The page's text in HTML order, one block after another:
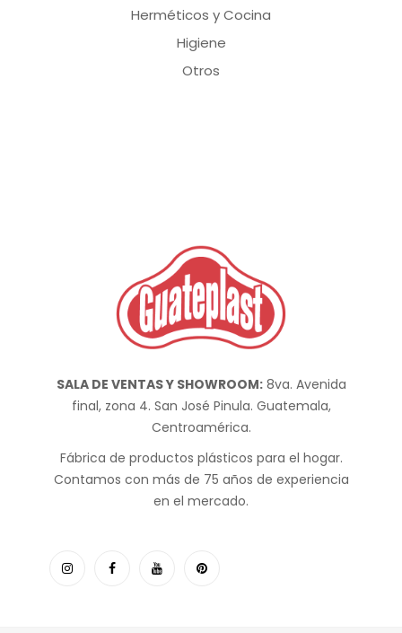
Herméticos y Cocina
Higiene
Otros
SALA DE VENTAS Y SHOWROOM:8va. Avenida
final, zona 4. San José Pinula. Guatemala,
Centroamérica.
Fábrica de productos plásticos para el hogar.
Contamos con más de 75 años de experiencia
en el mercado.